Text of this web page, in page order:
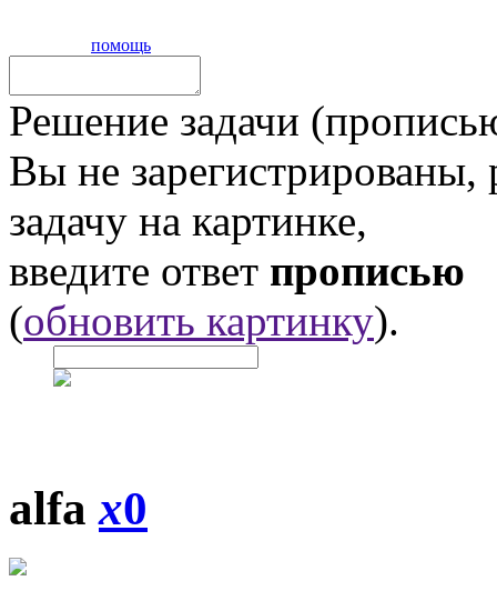
помощь
Решение задачи
Вы не
задачу на картинке,
введите ответ прописью
(обновить картинку).
alfax0